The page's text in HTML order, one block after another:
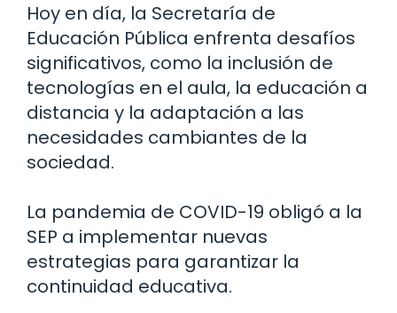
Hoy en día, la Secretaría de
Educación Pública enfrenta desafíos
significativos, como la inclusión de
tecnologías en el aula, la educación a
distancia y la adaptación a las
necesidades cambiantes de la
sociedad.
La pandemia de COVID-19 obligó a la
SEP a implementar nuevas
estrategias para garantizar la
continuidad educativa.